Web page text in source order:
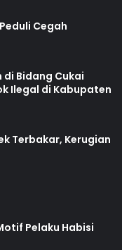
Cegah
Bidang Cukai
Ilegal di Kabupaten
Terbakar, Kerugian
Pelaku Habisi